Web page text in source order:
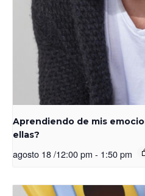
Aprendiendo de mis
ellas?
agosto 18 /12:00 pm - 1:50 pm